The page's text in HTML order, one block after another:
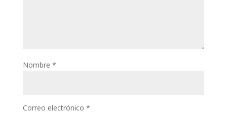
Nombre *
Correo electrónico *